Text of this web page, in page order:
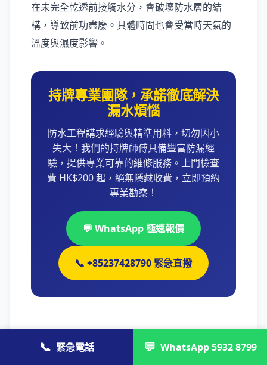
在未完全乾透前接觸水分，會破壞防水層的結
構，導致前功盡廢。具體時間也會受當時天氣的
溫度與濕度影響。
持牌專業團隊，承諾徹底解決
漏水煩惱
防水工程講求經驗與精準用料，切勿因小
失大！我們的持牌師傅具備豐富防漏經
驗，提供專業可靠的維修服務。上門檢查
費 HK$200 起，絕無隱藏收費，立即預約
專業勘察！
💬 WhatsApp 極速報價
📞 +85237428790 緊急直撥
📞 緊急電話 💬 WhatsApp 5932 8799